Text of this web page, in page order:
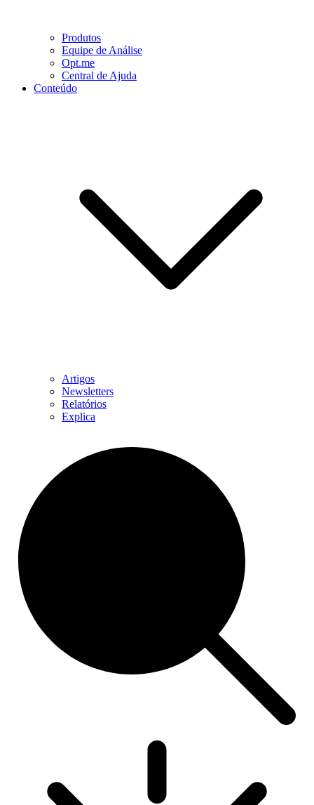
Produtos
Equipe de Análise
Opt.me
Central de Ajuda
Conteúdo
Artigos
Newsletters
Relatórios
Explica